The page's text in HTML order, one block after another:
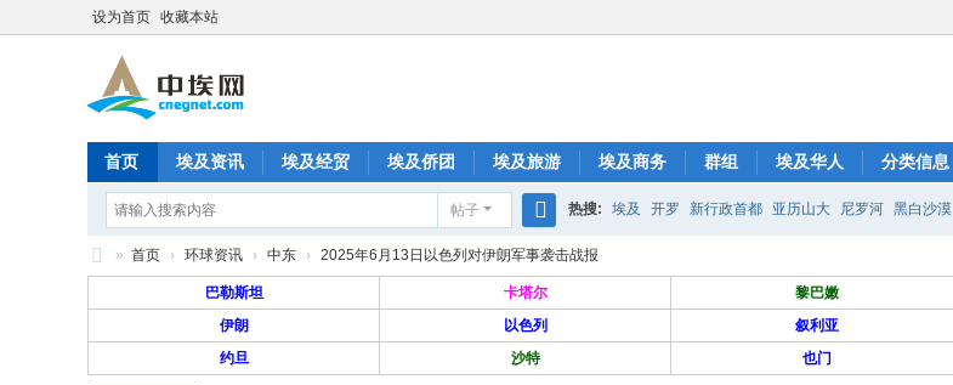
设为首页 收藏本站
首页 埃及资讯 埃及经贸 埃及侨团 埃及旅游 埃及商务 群组 埃及华人 分类信息
帖子
搜
索
热搜: 埃及 开罗 新行政首都 亚历山大 尼罗河 黑白沙漠
» 首页 › 环球资讯 › 中东 › 2025年6月13日以色列对伊朗军事袭击战报
巴勒斯坦 卡塔尔 黎巴嫩
伊朗
以色列 叙利亚
约旦
沙特 也门